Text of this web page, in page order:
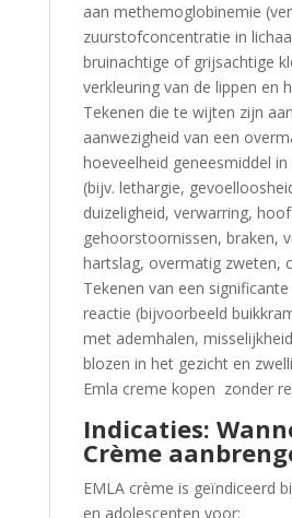
aan methemoglobinemie
zuurstofconcentratie in
bruinachtige of grijsachtige
verkleuring van de lippen en
Tekenen die te wijten zijn
aanwezigheid van een
hoeveelheid geneesmiddel
(bijv. lethargie,
duizeligheid, verwarring,
gehoorstoornissen, braken,
hartslag, overmatig zweten,
Tekenen van een
reactie (bijvoorbeeld
met ademhalen,
blozen in het gezicht en
Emla creme kopen zonder
Indicaties:
Crème
EMLA crème is geïndiceerd
en adolescenten voor: